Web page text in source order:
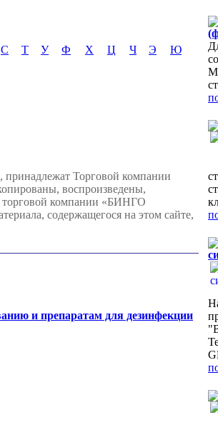
С Т У Ф Х Ц Ч Э Ю
, принадлежат Торговой компании
воспроизведены,
торговой компании «БИНГО
содержащегося на этом сайте,
и препаратам для дезинфекции